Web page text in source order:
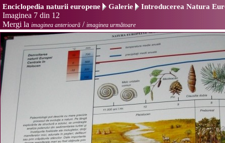
Enciclopedia naturii europene Galerie Introducerea Natura
Imaginea 7 din 12
Mergi la imaginea anterioară / imaginea următoare